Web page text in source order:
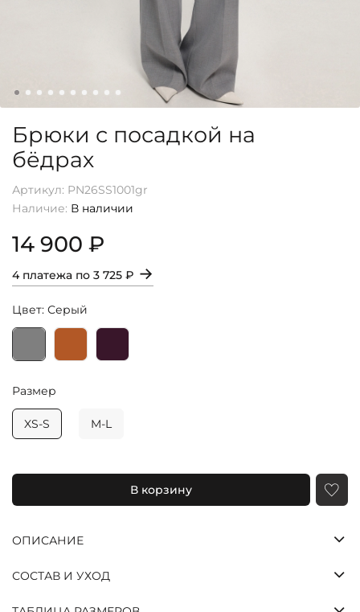
Брюки с посадкой на
бёдрах
Артикул: PN26SS1001gr
Наличие: В наличии
14 900 ₽
4 платежа по 3 725 ₽ →
три платежа
с шагом в две
25%
В корзину
Размер
XS-S M-L
Цвет: Серый
ОПИСАНИЕ
СОСТАВ И УХОД